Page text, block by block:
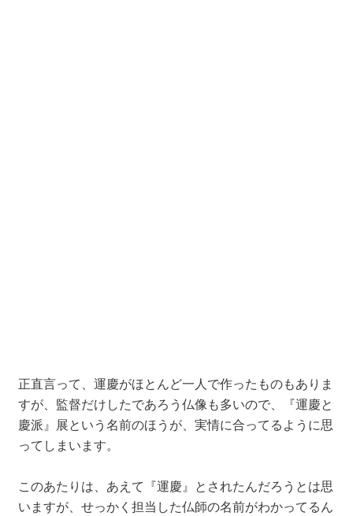
正直言って、運慶がほとんど一人で作ったものもありま
すが、監督だけしたであろう仏像も多いので、『運慶と
慶派』展という名前のほうが、実情に合ってるように思
ってしまいます。
このあたりは、あえて『運慶』とされたんだろうとは思
いますが、せっかく担当した仏師の名前がわかってるん